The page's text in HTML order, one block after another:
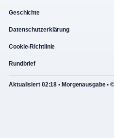
Geschichte
Datenschutzerklärung
Cookie-Richtlinie
Rundbrief
Aktualisiert 02:18 • Morgenausgabe •